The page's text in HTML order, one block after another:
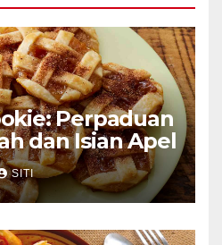
Perpaduan
dan Isian Apel
SITI